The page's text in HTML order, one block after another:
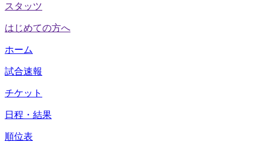
スタッツ
はじめての方へ
ホーム
試合速報
チケット
日程・結果
順位表